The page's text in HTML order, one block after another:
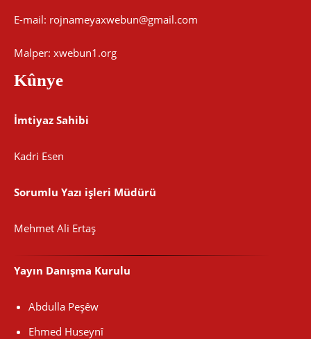
E-mail: rojnameyaxwebun@gmail.com
Malper: xwebun1.org
Kûnye
İmtiyaz Sahibi
Kadri Esen
Sorumlu Yazı işleri Müdürü
Mehmet Ali Ertaş
Yayın Danışma Kurulu
Abdulla Peşêw
Ehmed Huseynî